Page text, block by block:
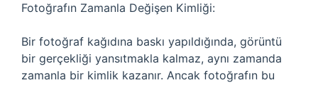
Fotoğrafın Zamanla Değişen Kimliği:
Bir fotoğraf kağıdına baskı yapıldığında, görüntü
bir gerçekliği yansıtmakla kalmaz, aynı zamanda
zamanla bir kimlik kazanır. Ancak fotoğrafın bu